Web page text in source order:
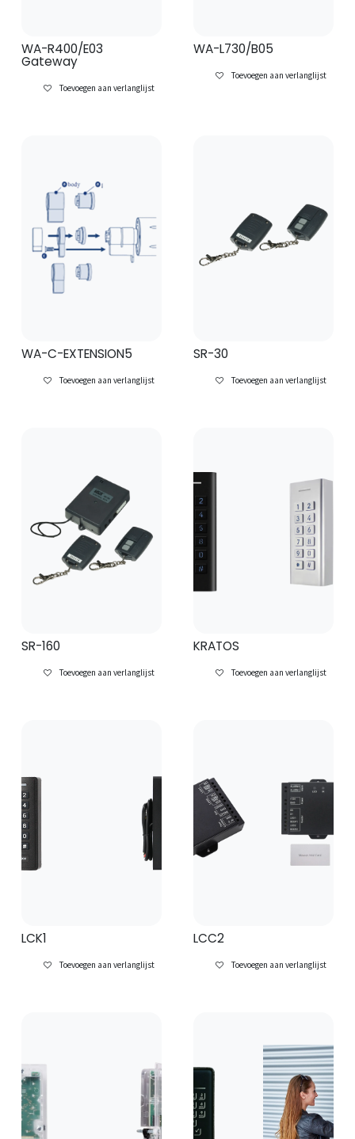
WA-R400/E03
Gateway
Toevoegen aan verlanglijst
WA-L730/B05
Toevoegen aan verlanglijst
WA-C-EXTENSION5
Toevoegen aan verlanglijst
SR-30
Toevoegen aan verlanglijst
SR-160
Toevoegen aan verlanglijst
KRATOS
Toevoegen aan verlanglijst
LCK1
Toevoegen aan verlanglijst
LCC2
Toevoegen aan verlanglijst